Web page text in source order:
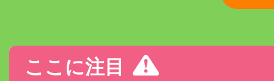
ここに注目